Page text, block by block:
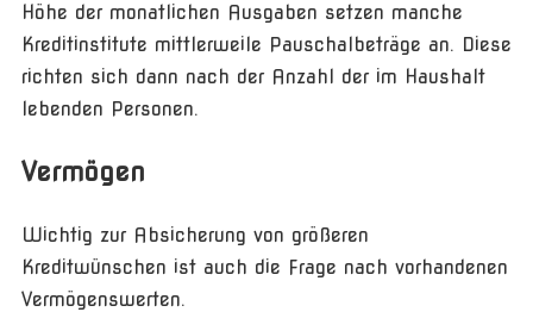
Höhe der monatlichen Ausgaben setzen manche
Kreditinstitute mittlerweile Pauschalbeträge an. Diese
richten sich dann nach der Anzahl der im Haushalt
lebenden Personen.
Vermögen
Wichtig zur Absicherung von größeren
Kreditwünschen ist auch die Frage nach vorhandenen
Vermögenswerten.